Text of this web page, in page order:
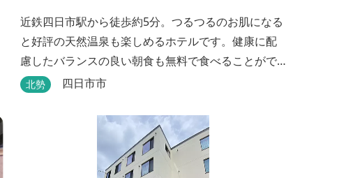
近鉄四日市駅から徒歩約5分。つるつるのお肌になる
と好評の天然温泉も楽しめるホテルです。健康に配
慮したバランスの良い朝食も無料で食べることがで
きます。
北勢 四日市市